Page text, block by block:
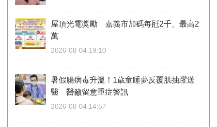
屋頂光電獎勵 嘉義市加碼每瓩2千、最高2
萬
2026-08-04 19:10
暑假腸病毒升溫！1歲童睡夢反覆肌抽躍送
醫 醫籲留意重症警訊
2026-08-04 14:57